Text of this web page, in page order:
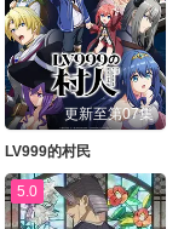
更新至第07集
LV999的村民
5.0